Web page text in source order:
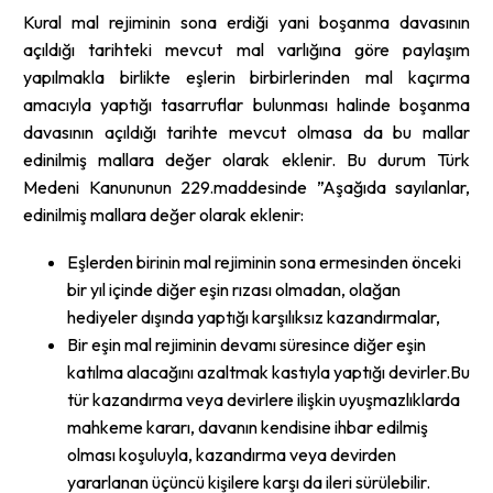
Kural mal rejiminin sona erdiği yani boşanma davasının
açıldığı tarihteki mevcut mal varlığına göre paylaşım
yapılmakla birlikte eşlerin birbirlerinden mal kaçırma
amacıyla yaptığı tasarruflar bulunması halinde boşanma
davasının açıldığı tarihte mevcut olmasa da bu mallar
edinilmiş mallara değer olarak eklenir. Bu durum Türk
Medeni Kanununun 229.maddesinde ”Aşağıda sayılanlar,
edinilmiş mallara değer olarak eklenir:
Eşlerden birinin mal rejiminin sona ermesinden önceki
bir yıl içinde diğer eşin rızası olmadan, olağan
hediyeler dışında yaptığı karşılıksız kazandırmalar,
Bir eşin mal rejiminin devamı süresince diğer eşin
katılma alacağını azaltmak kastıyla yaptığı devirler.Bu
tür kazandırma veya devirlere ilişkin uyuşmazlıklarda
mahkeme kararı, davanın kendisine ihbar edilmiş
olması koşuluyla, kazandırma veya devirden
yararlanan üçüncü kişilere karşı da ileri sürülebilir.